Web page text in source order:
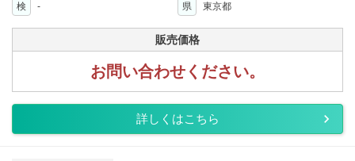
検
- 県 東京都
販売価格
お問い合わせください。
詳しくはこちら